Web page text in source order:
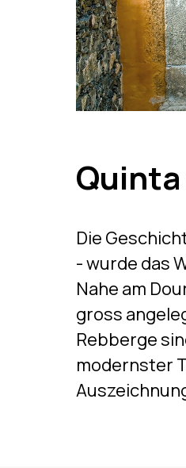
Die
- wurde das
Nahe am
gross
Rebberge
modernster